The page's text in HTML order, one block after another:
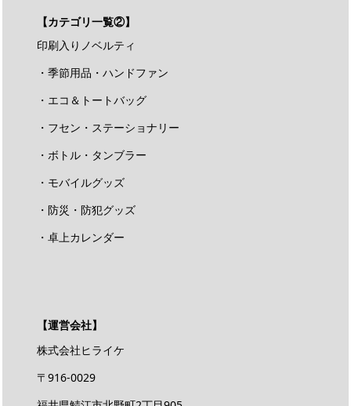
【カテゴリ一覧②】
印刷入りノベルティ
・季節用品・ハンドファン
・エコ＆トートバッグ
・フセン・ステーショナリー
・ボトル・タンブラー
・モバイルグッズ
・防災・防犯グッズ
・卓上カレンダー
【運営会社】
株式会社ヒライケ
〒916-0029